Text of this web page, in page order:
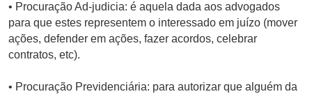
• Procuração Ad-judicia: é aquela dada aos advogados
para que estes representem o interessado em juízo (mover
ações, defender em ações, fazer acordos, celebrar
contratos, etc).
• Procuração Previdenciária: para autorizar que alguém da